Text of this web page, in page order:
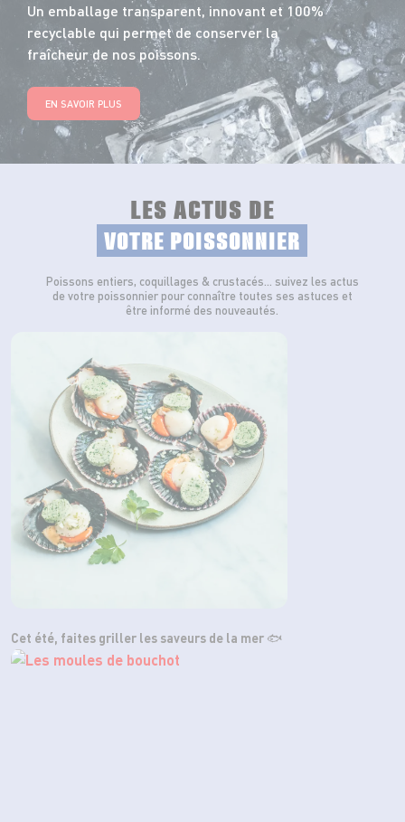
Un emballage transparent, innovant et 100%
recyclable qui permet de conserver la
fraîcheur de nos poissons.
EN SAVOIR PLUS
LES ACTUS DE
VOTRE POISSONNIER
Poissons entiers, coquillages & crustacés… suivez les actus
de votre poissonnier pour connaître toutes ses astuces et
être informé des nouveautés.
Cet été, faites griller les saveurs de la mer 🐟